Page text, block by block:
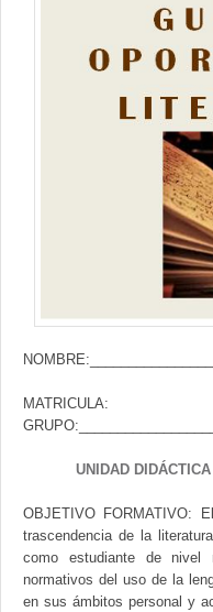
Servicios
Difusión
Contacto
MATRICULA:
GRUPO:__________________
UNIDAD
OBJETIVO FORMATIVO:
trascendencia de la
como estudiante de nivel
normativos del uso de la
en sus ámbitos personal y